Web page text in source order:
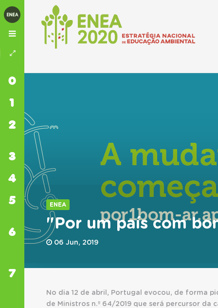
0
1
2
EIXOS
TEMÁTICOS
3 MEDIDAS
4 FINANCIAMENTO
5
ORGANIZAÇÕES
E PROJETOS
6
EQUIPAMENTOS
DE EDUCAÇÃO
7
MOBILIDADE
ENEA
"Por um país com
06 Jun, 2019
No dia 12 de abril, Portugal evocou, de forma
de Ministros n.º 64/2019 que será percursor da